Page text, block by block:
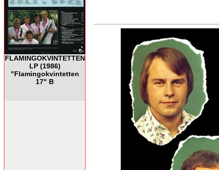
FLAMINGOKVINTETTEN
LP (1986)
"Flamingokvintetten
17" B